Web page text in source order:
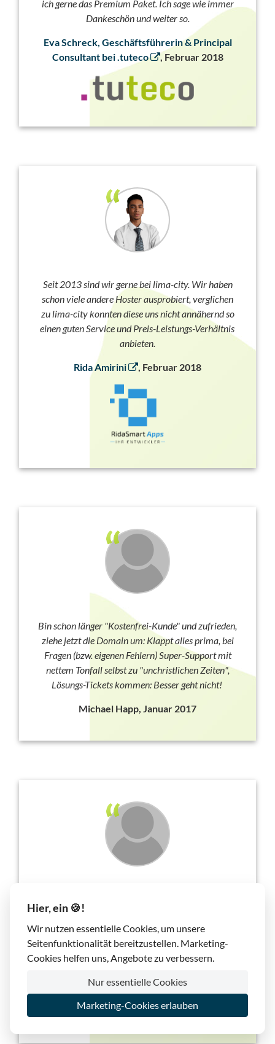
ich gerne das Premium Paket. Ich sage wie immer
Dankeschön und weiter so.
Eva Schreck, Geschäftsführerin & Principal
Consultant bei .tuteco
, Februar 2018
Seit 2013 sind wir gerne bei lima-city. Wir haben
schon viele andere Hoster ausprobiert, verglichen
zu lima-city konnten diese uns nicht annähernd so
einen guten Service und Preis-Leistungs-Verhältnis
anbieten.
Rida Amirini , Februar 2018
Bin schon länger "Kostenfrei-Kunde" und zufrieden,
ziehe jetzt die Domain um: Klappt alles prima, bei
Fragen (bzw. eigenen Fehlern) Super-Support mit
nettem Tonfall selbst zu "unchristlichen Zeiten",
Lösungs-Tickets kommen: Besser geht nicht!
Michael Happ, Januar 2017
verlässliches Hosting angewiesen. lima-city erfüllt
seit Jahren unsere hohen Ansprüche und ist vor
allem durch den exzellenten Support ganz klar
unsere Nr. 1!
Daniel Höller, Shapepress , Januar 2018
Hier, ein 🍪!
Wir nutzen essentielle Cookies, um unsere
Seitenfunktionalität bereitzustellen. Marketing-
Cookies helfen uns, Angebote zu verbessern.
Nur essentielle Cookies
Marketing-Cookies erlauben